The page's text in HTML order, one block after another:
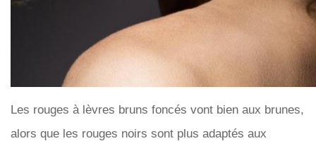
Les rouges à lèvres bruns foncés vont bien aux brunes,
alors que les rouges noirs sont plus adaptés aux